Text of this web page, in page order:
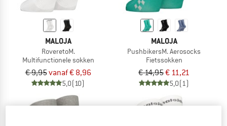
MALOJA
RoveretoM.
Multifunctionele sokken
€ 9,95vanaf € 8,96
5,0(10)
MALOJA
PushbikersM. Aerosocks
Fietssokken
€ 14,95€ 11,21
5,0(1)